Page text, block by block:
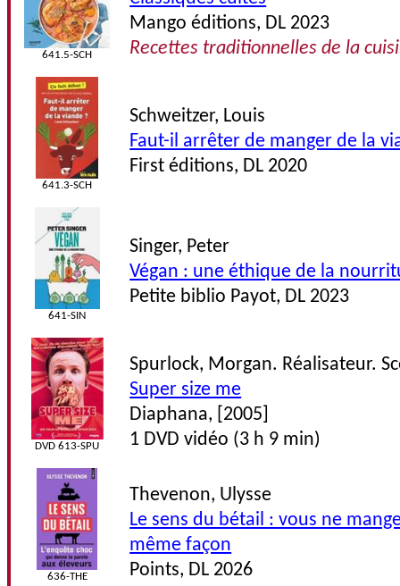
641.5-SCH
Mango éditions, DL 2023
Recettes traditionnelles de la
641.3-SCH
Schweitzer, Louis
Faut-il arrêter de manger de la
First éditions, DL 2020
641-SIN
Singer, Peter
Végan : une éthique de la
Petite biblio Payot, DL 2023
DVD 613-SPU
Spurlock, Morgan. Réalisateur.
Super size me
Diaphana, [2005]
1 DVD vidéo (3 h 9 min)
636-THE
Thevenon, Ulysse
Le sens du bétail : vous ne
même façon
Points, DL 2026